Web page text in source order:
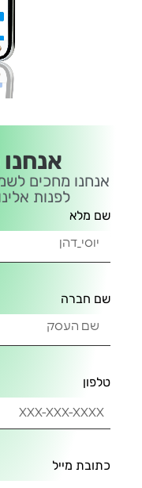
אנחנו מחכים
לפנות
שם מלא
שם חברה
טלפון
כתובת מייל